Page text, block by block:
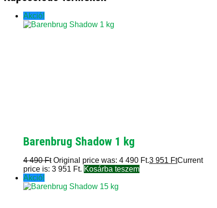
Akció!
Barenbrug Shadow 1 kg
4 490Ft Original price was: 4 490 Ft.3 951 FtCurrent
price is: 3 951 Ft. Kosárba teszem
Akció!